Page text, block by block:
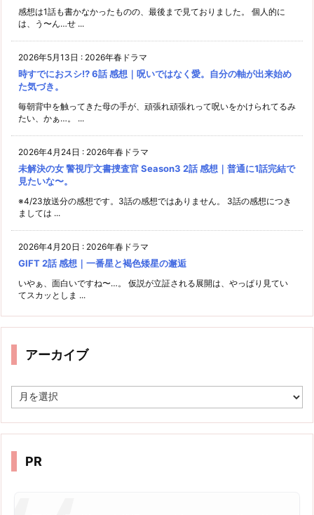
感想は1話も書かなかったものの、最後まで見ておりました。 個人的に
は、う〜ん…せ ...
2026年5月13日 : 2026年春ドラマ
時すでにおスシ!? 6話 感想｜呪いではなく愛。自分の軸が出来始め
た気づき。
毎朝背中を触ってきた母の手が、頑張れ頑張れって呪いをかけられてるみ
たい、かぁ…。 ...
2026年4月24日 : 2026年春ドラマ
未解決の女 警視庁文書捜査官 Season3 2話 感想｜普通に1話完結で
見たいな〜。
※4/23放送分の感想です。3話の感想ではありません。 3話の感想につき
ましては ...
2026年4月20日 : 2026年春ドラマ
GIFT 2話 感想｜一番星と褐色矮星の邂逅
いやぁ、面白いですね〜…。 仮説が立証される展開は、やっぱり見てい
てスカッとしま ...
アーカイブ
ー
イ
PR